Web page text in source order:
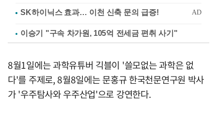
이승기 "구속 차가원, 105억 전세금 편취 사기"
8월1일에는 과학유튜버 긱블이 '쓸모없는 과학은 없
다'를 주제로, 8월8일에는 문홍규 한국천문연구원 박사
가 '우주탐사와 우주산업'으로 강연한다.